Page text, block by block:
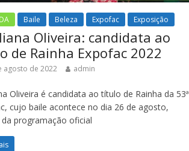
Baile Beleza Expofac Exposição
Oliveira: candidata ao
de Rainha Expofac 2022
agosto de 2022 admin
Oliveira é candidata ao título de Rainha da 53ª
cujo baile acontece no dia 26 de agosto,
programação oficial